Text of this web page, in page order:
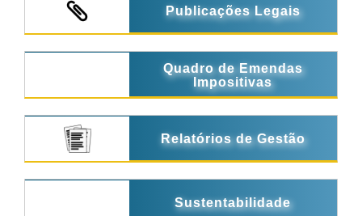
Publicações Legais
Quadro de Emendas
Impositivas
Relatórios de Gestão
Sustentabilidade